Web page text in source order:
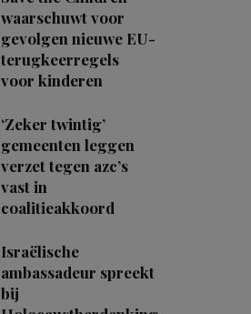
waarschuwt voor
gevolgen nieuwe EU-
terugkeerregels
voor kinderen
‘Zeker twintig’
gemeenten leggen
verzet tegen azc’s
vast in
coalitieakkoord
Israëlische
ambassadeur spreekt
bij